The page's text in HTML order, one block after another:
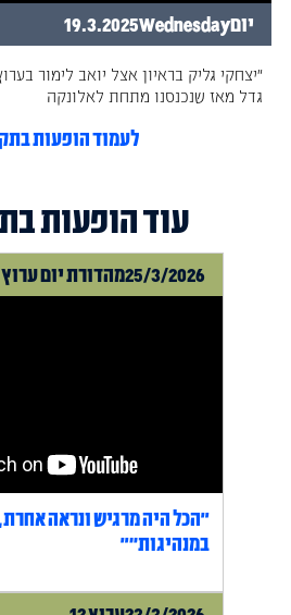
יוםWednesday
19.3.2025
גדל מאז שנכנסנו מתחת לאלונקה
לעמוד הופעות
עוד הופעות
25/3/2026מהדורת יום ערוץ 12
"הכל היה מרגיש ונראה
במנהיגות״"